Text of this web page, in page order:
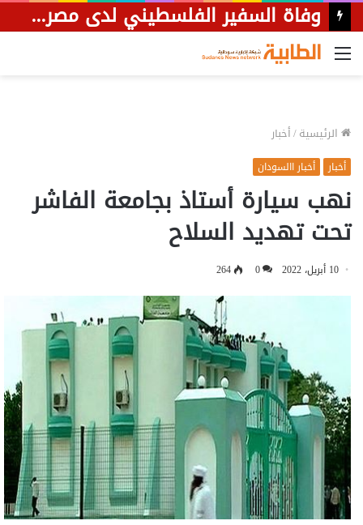
متطوعون يطلقون مشروعا لإنارة شوارع منطقة بري شرقي الخرطوم
القائمة
الرئيسية/أخبار
أخبار أخبار االسودان
نهب سيارة أستاذ بجامعة الفاشر
تحت تهديد السلاح
10 أبريل، 2022 0
264